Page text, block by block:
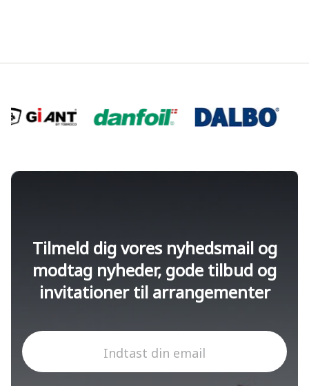
Tilmeld dig vores nyhedsmail og
modtag nyheder, gode tilbud og
invitationer til arrangementer
Indtast din email